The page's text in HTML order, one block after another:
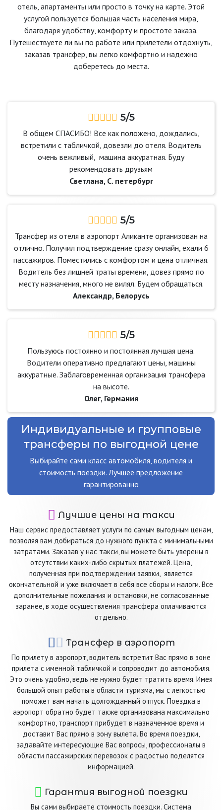
отель, апартаменты или просто в точку на карте. Этой
услугой пользуется большая часть населения мира,
благодаря удобству, комфорту и простоте заказа.
Путешествуете ли вы по работе или прилетели отдохнуть,
заказав трансфер, вы легко комфортно и надежно
доберетесь до места.
5/5
В общем СПАСИБО! Все как положено, дождались,
встретили с табличкой, довезли до отеля. Водитель
очень вежливый, машина аккуратная. Буду
рекомендовать друзьям
Светлана, С. петербург
5/5
Трансфер из отеля в аэропорт Аликанте организован на
отлично. Получил подтверждение сразу онлайн, ехали 6
пассажиров. Поместились с комфортом и цена отличная.
Водитель без лишней траты времени, довез прямо по
месту назначения, много не вилял. Будем обращаться.
Александр, Белорусь
5/5
Пользуюсь постоянно и постоянная лучшая цена.
Водители оперативно предлагают цены, машины
аккуратные. Заблаговременная организация трансфера
на высоте.
Олег, Германия
Индивидуальные и групповые
трансферы по выгодной цене
Выбирайте сами класс автомобиля, водителя и
стоимость поездки. Лучшее предложение
гарантированно
Лучшие цены на такси
Наш сервис предоставляет услуги по самым выгодным ценам,
позволяя вам добираться до нужного пункта с минимальными
затратами. Заказав у нас такси, вы можете быть уверены в
отсутствии каких-либо скрытых платежей. Цена,
полученная при подтверждении заявки, является
окончательной и уже включает в себя все сборы и налоги. Все
дополнительные пожелания и остановки, не согласованные
заранее, в ходе осуществления трансфера оплачиваются
отдельно.
Трансфер в аэропорт
По прилету в аэропорт, водитель встретит Вас прямо в зоне
прилета с именной табличкой и сопроводит до автомобиля.
Это очень удобно, ведь не нужно будет тратить время. Имея
большой опыт работы в области туризма, мы с легкостью
поможет вам начать долгожданный отпуск. Поездка в
аэропорт обратно будет также организована максимально
комфортно, транспорт прибудет в назначенное время и
доставит Вас прямо в зону вылета. Во время поездки,
задавайте интересующие Вас вопросы, профессионалы в
области пассажирских перевозок с радостью поделятся
информацией.
Гарантия выгодной поездки
Вы сами выбираете стоимость поездки. Система